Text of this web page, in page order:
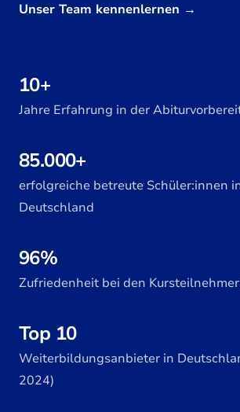
Unser Team kennenlernen →
Jahre Erfahrung in der
10+
erfolgreiche betreute Schüler:innen
Deutschland
85.000+
Zufriedenheit bei den
96%
Weiterbildungsanbieter in
2024)
Top 10